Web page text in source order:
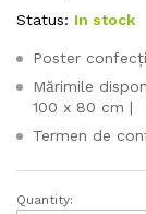
Status: In stock
Poster
Mărimile
100 x 80 cm |
Termen de
Petale
Quantity: